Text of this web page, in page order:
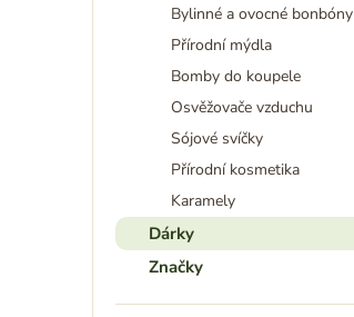
Bylinné a ovocné bonbóny
Přírodní mýdla
Bomby do koupele
Osvěžovače vzduchu
Sójové svíčky
Přírodní kosmetika
Karamely
Dárky
Značky